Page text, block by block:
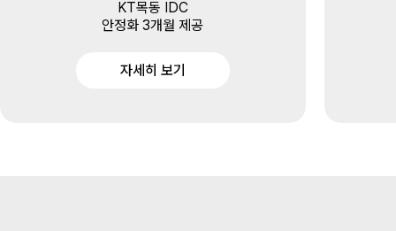
KT목동 IDC
안정화 3개월 제공
자세히 보기